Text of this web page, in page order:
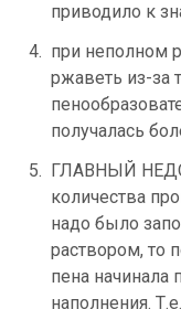
приводило к
при неполном
ржаветь из-за
получалась
ГЛАВНЫЙ
количества
надо было
раствором, то
пена начинала
наполнения.